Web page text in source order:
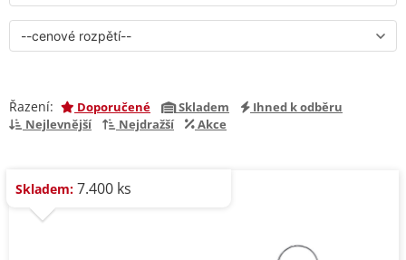
Řazení: Doporučené Skladem
Ihned k odběru
Nejlevnější
Nejdražší Akce
Skladem: 7.400 ks